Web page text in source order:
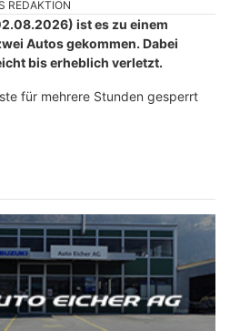
ist es zu einem
für mehrere Stunden gesperrt